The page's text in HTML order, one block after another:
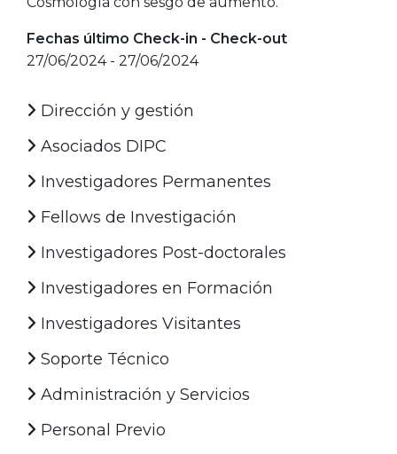
Fechas último Check-in - Check-out
27/06/2024 - 27/06/2024
Dirección y gestión
Asociados DIPC
Investigadores Permanentes
Fellows de Investigación
Investigadores Post-doctorales
Investigadores en Formación
Investigadores Visitantes
Soporte Técnico
Administración y Servicios
Personal Previo